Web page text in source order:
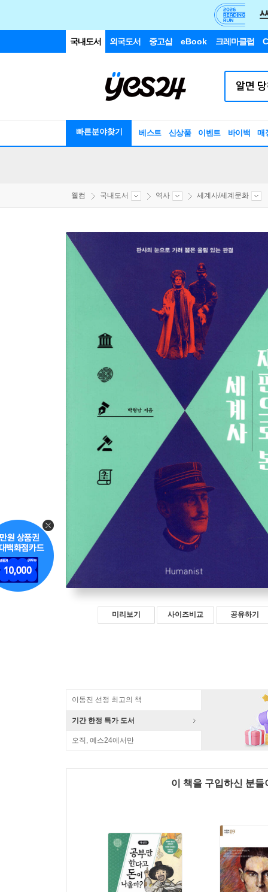
국내도서 외국도서 중고샵 eBook 크레마클럽
빠른분야찾기 베스트 신상품 이벤트 바이백 매
웰컴 국내도서 역사 세계사/세계문화
미리보기 사이즈비교 공유하기
이동진 선정 최고의 책
기간 한정 특가 도서
오직, 예스24에서만
이 책을 구입하신 분